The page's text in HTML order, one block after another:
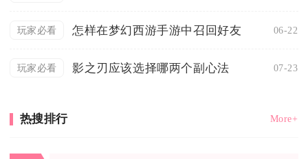
玩家必看 怎样在梦幻西游手游中召回好友 06-22
玩家必看 影之刃应该选择哪两个副心法 07-23
热搜排行 More+